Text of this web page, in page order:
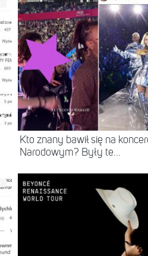
Kto znany bawił się na
Narodowym? Były te...